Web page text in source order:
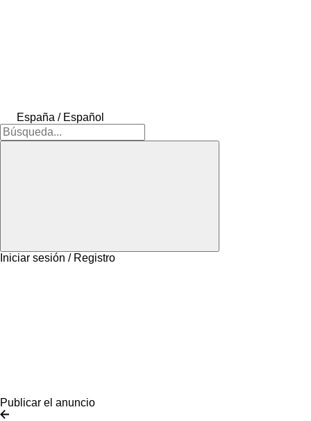
España / Español
Iniciar sesión / Registro
Publicar el anuncio